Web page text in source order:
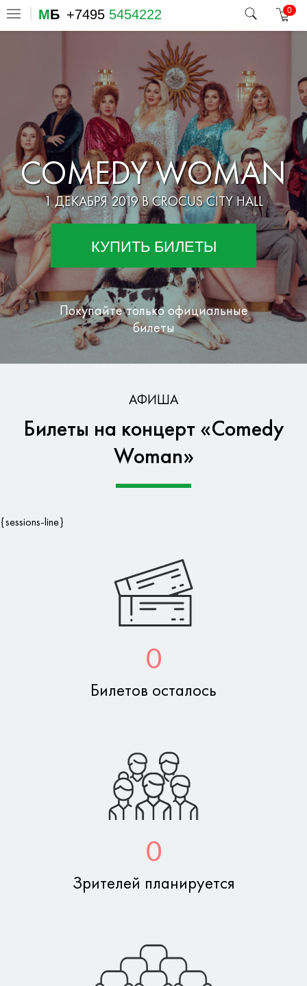
МБ +7495 5454222 0
COMEDY WOMAN
1 ДЕКАБРЯ 2019 В CROCUS CITY HALL
КУПИТЬ БИЛЕТЫ
Покупайте только официальные
билеты
Гарантия безопасности данных
АФИША
Билеты на концерт «Comedy
Woman»
{sessions-line}
0
Билетов осталось
0
Зрителей планируется